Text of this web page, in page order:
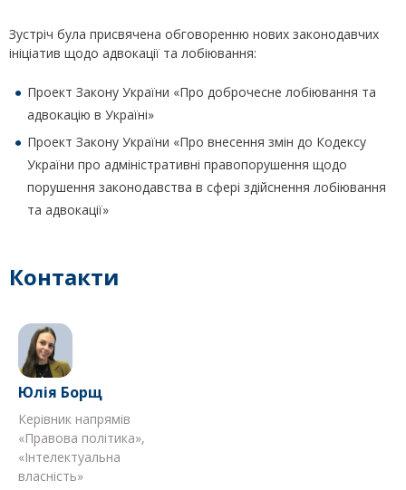
Зустріч була присвячена обговоренню нових законодавчих
ініціатив щодо адвокації та лобіювання:
Проект Закону України «Про доброчесне лобіювання та
адвокацію в Україні»
Проект Закону України «Про внесення змін до Кодексу
України про адміністративні правопорушення щодо
порушення законодавства в сфері здійснення лобіювання
та адвокації»
Контакти
Юлія Борщ
Керівник напрямів
«Правова політика»,
«Інтелектуальна
власність»